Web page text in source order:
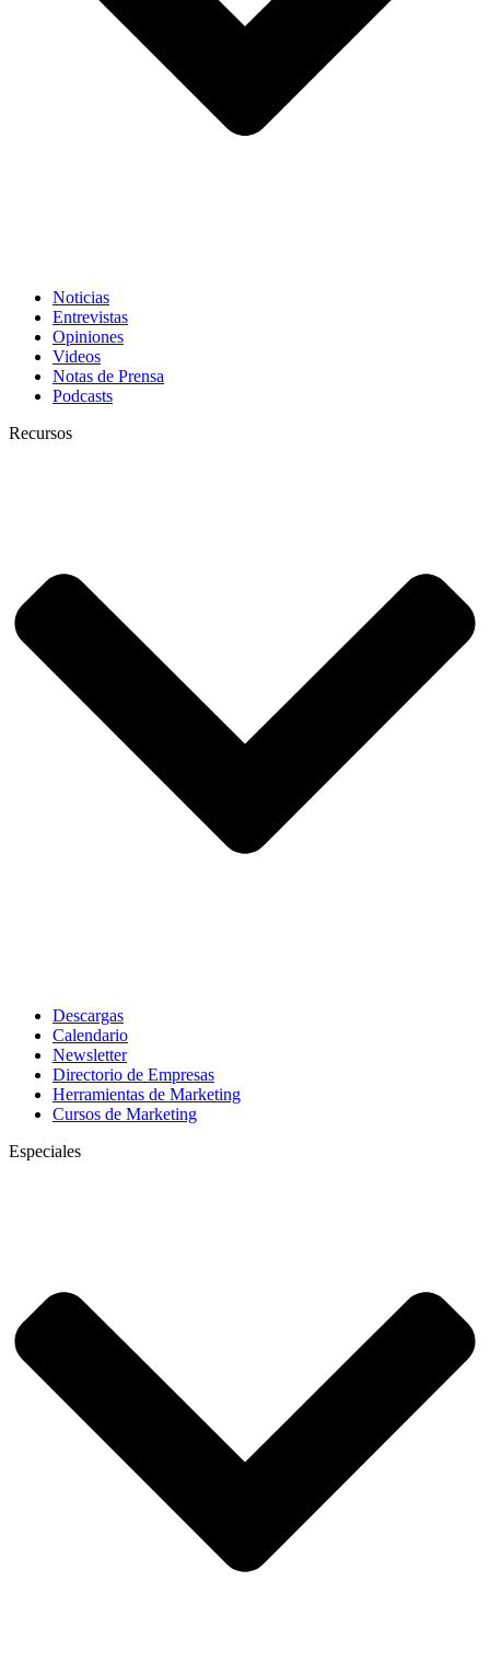
Noticias
Entrevistas
Opiniones
Videos
Notas de Prensa
Podcasts
Recursos
Descargas
Calendario
Newsletter
Directorio de Empresas
Herramientas de Marketing
Cursos de Marketing
Especiales